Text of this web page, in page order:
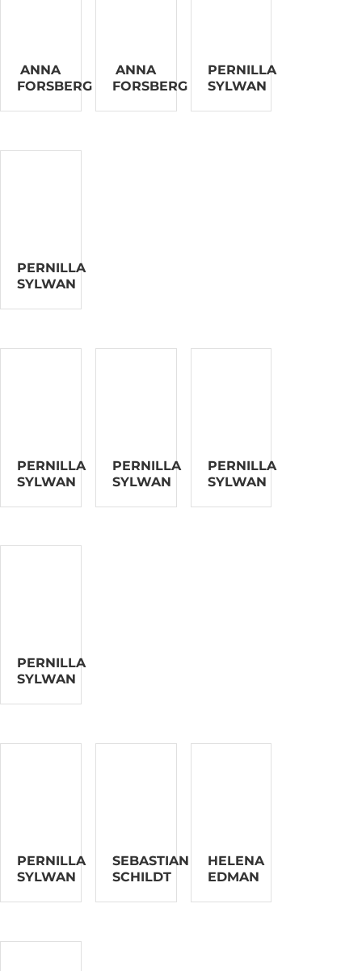
ANNA
FORSBERG
ANNA
FORSBERG
PERNILLA
SYLWAN
PERNILLA
SYLWAN
PERNILLA
SYLWAN
PERNILLA
SYLWAN
PERNILLA
SYLWAN
PERNILLA
SYLWAN
PERNILLA
SYLWAN
SEBASTIAN
SCHILDT
HELENA
EDMAN